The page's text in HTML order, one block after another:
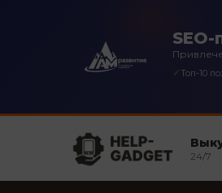
✓Топ-10
24/7